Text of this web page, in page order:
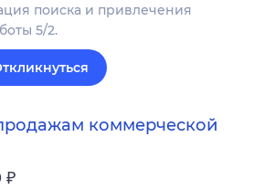
поиска и привлечения
5/2.
коммерческой
₽